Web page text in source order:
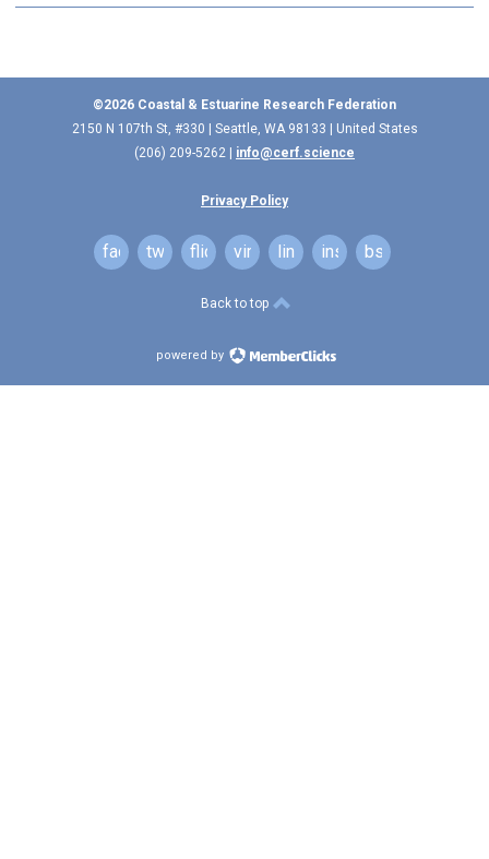
©2026 Coastal & Estuarine Research Federation
2150 N 107th St, #330 | Seattle, WA 98133 | United States
(206) 209-5262 | info@cerf.science
Privacy Policy
facebooktwitterflickr vimeo linkedininstagram
bsky
Back to top
powered by